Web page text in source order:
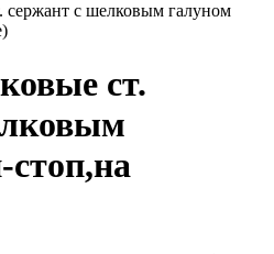
сержант с шелковым галуном
ст.